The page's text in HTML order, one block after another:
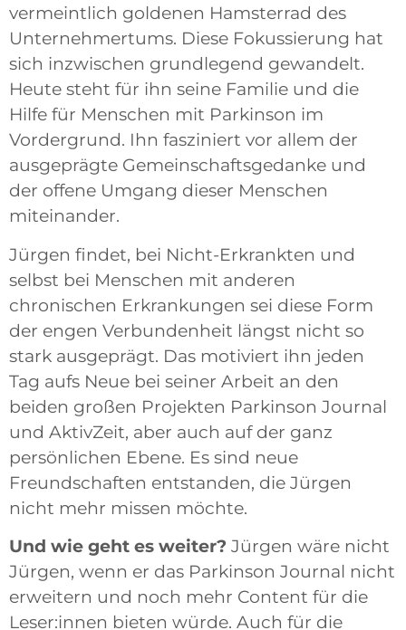
vermeintlich goldenen Hamsterrad des
Unternehmertums. Diese Fokussierung hat
sich inzwischen grundlegend gewandelt.
Heute steht für ihn seine Familie und die
Hilfe für Menschen mit Parkinson im
Vordergrund. Ihn fasziniert vor allem der
ausgeprägte Gemeinschaftsgedanke und
der offene Umgang dieser Menschen
miteinander.
Jürgen findet, bei Nicht-Erkrankten und
selbst bei Menschen mit anderen
chronischen Erkrankungen sei diese Form
der engen Verbundenheit längst nicht so
stark ausgeprägt. Das motiviert ihn jeden
Tag aufs Neue bei seiner Arbeit an den
beiden großen Projekten Parkinson Journal
und AktivZeit, aber auch auf der ganz
persönlichen Ebene. Es sind neue
Freundschaften entstanden, die Jürgen
nicht mehr missen möchte.
Und wie geht es weiter? Jürgen wäre nicht
Jürgen, wenn er das Parkinson Journal nicht
erweitern und noch mehr Content für die
Leser:innen bieten würde. Auch für die